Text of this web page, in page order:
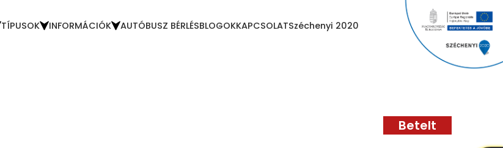
TÍPUSOK INFORMÁCIÓK AUTÓBUSZ BÉRLÉSBLOGOKKAPCSOLATSzéchenyi 2020